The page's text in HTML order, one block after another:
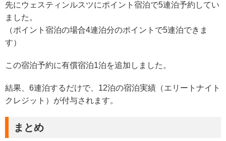
先にウェスティンルスツにポイント宿泊で5連泊予約してい
ました。
（ポイント宿泊の場合4連泊分のポイントで5連泊できま
す）
この宿泊予約に有償宿泊1泊を追加しました。
結果、6連泊するだけで、12泊の宿泊実績（エリートナイト
クレジット）が付与されます。
まとめ